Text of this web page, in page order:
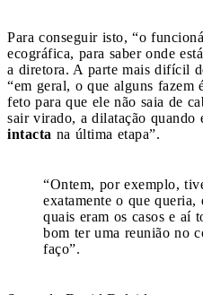
Para conseguir isto, “o
ecográfica, para saber onde
a diretora. A parte mais difícil
“em geral, o que alguns fazem
feto para que ele não saia de
sair virado, a dilatação quando
intacta na última etapa”.
“Ontem, por exemplo,
exatamente o que
quais eram os casos e aí
bom ter uma reunião no
faço”.